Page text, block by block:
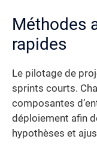
Méthodes
rapides
Le pilotage de
sprints courts.
composantes
déploiement afin
hypothèses et